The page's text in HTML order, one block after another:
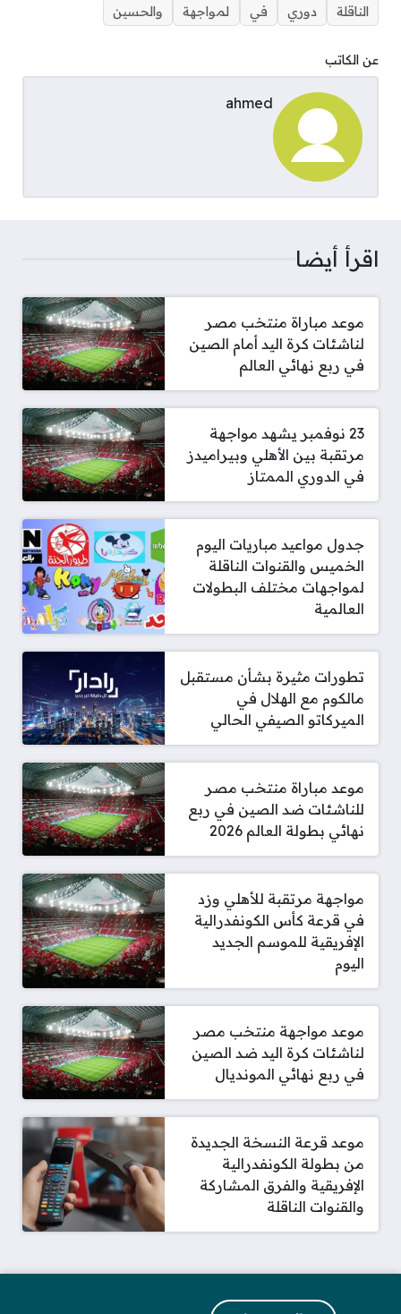
الناقلة
دوري في لمواجهة والحسين
عن الكاتب
ahmed
اقرأ أيضا
موعد مباراة منتخب مصر
لناشئات كرة اليد أمام الصين
في ربع نهائي العالم
23 نوفمبر يشهد مواجهة
مرتقبة بين الأهلي وبيراميدز
في الدوري الممتاز
جدول مواعيد مباريات اليوم
الخميس والقنوات الناقلة
لمواجهات مختلف البطولات
العالمية
تطورات مثيرة بشأن مستقبل
مالكوم مع الهلال في
الميركاتو الصيفي الحالي
موعد مباراة منتخب مصر
للناشئات ضد الصين في ربع
نهائي بطولة العالم 2026
مواجهة مرتقبة للأهلي وزد
في قرعة كأس الكونفدرالية
الإفريقية للموسم الجديد
اليوم
موعد مواجهة منتخب مصر
لناشئات كرة اليد ضد الصين
في ربع نهائي المونديال
موعد قرعة النسخة الجديدة
من بطولة الكونفدرالية
الإفريقية والفرق المشاركة
والقنوات الناقلة